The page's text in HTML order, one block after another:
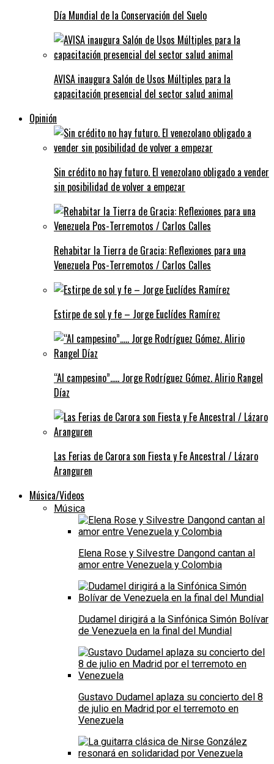
Día Mundial de la Conservación del Suelo
AVISA inaugura Salón de Usos Múltiples para la
capacitación presencial del sector salud animal
Opinión
Sin crédito no hay futuro. El venezolano obligado a vender
sin posibilidad de volver a empezar
Rehabitar la Tierra de Gracia: Reflexiones para una
Venezuela Pos-Terremotos / Carlos Calles
Estirpe de sol y fe – Jorge Euclídes Ramírez
“Al campesino”….. Jorge Rodríguez Gómez. Alirio Rangel
Díaz
Las Ferias de Carora son Fiesta y Fe Ancestral / Lázaro
Aranguren
Música/Videos
Música
Elena Rose y Silvestre Dangond cantan al
amor entre Venezuela y Colombia
Dudamel dirigirá a la Sinfónica Simón Bolívar
de Venezuela en la final del Mundial
Gustavo Dudamel aplaza su concierto del 8
de julio en Madrid por el terremoto en
Venezuela